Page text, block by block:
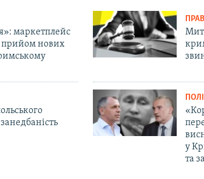
маркетплейс
нових
у
та